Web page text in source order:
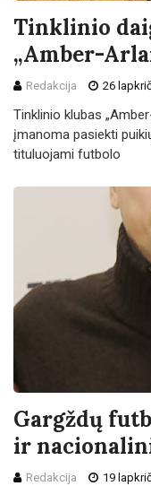
Tinklinio
„Amber-
Redakcija 26
Tinklinio klubas
įmanoma pasiekti
tituluojami futbolo
Gargždų
ir
Redakcija 19